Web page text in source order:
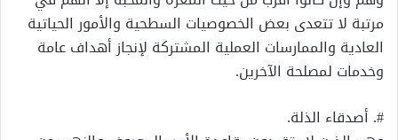
مرتبة لا تتعدى بعض الخصوصيات السطحية والأمور الحياتية
العادية والممارسات العملية المشتركة لإنجاز أهداف عامة
وخدمات لمصلحة الآخرين.
#. أصدقاء الذلة.